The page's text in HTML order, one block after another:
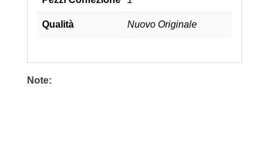
Qualità Nuovo Originale
Note: